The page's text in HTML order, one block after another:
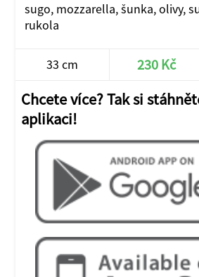
sugo, mozzarella, šunka, olivy,
rukola
33 cm 230 Kč
Chcete více? Tak si
aplikaci!